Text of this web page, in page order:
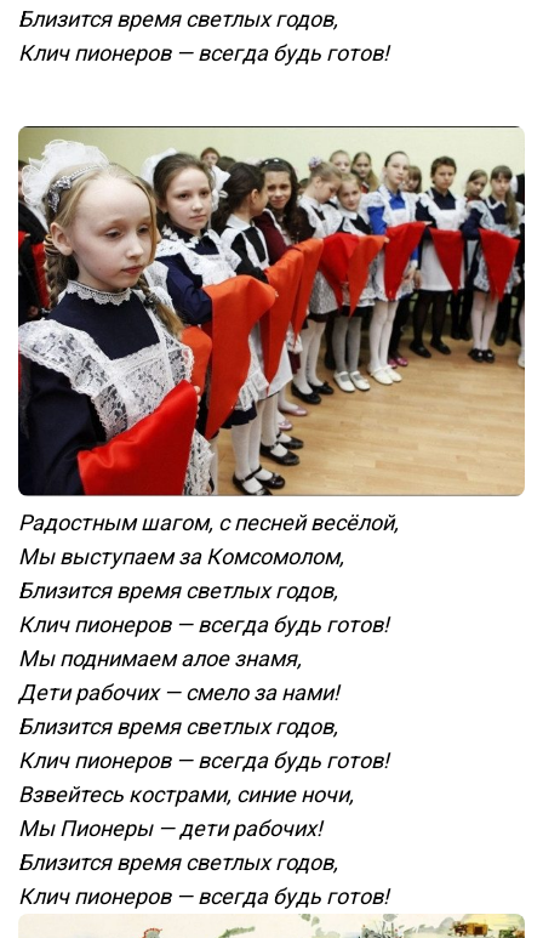
Близится время светлых годов,
Клич пионеров — всегда будь готов!
Радостным шагом, с песней весёлой,
Мы выступаем за Комсомолом,
Близится время светлых годов,
Клич пионеров — всегда будь готов!
Мы поднимаем алое знамя,
Дети рабочих — смело за нами!
Близится время светлых годов,
Клич пионеров — всегда будь готов!
Взвейтесь кострами, синие ночи,
Мы Пионеры — дети рабочих!
Близится время светлых годов,
Клич пионеров — всегда будь готов!